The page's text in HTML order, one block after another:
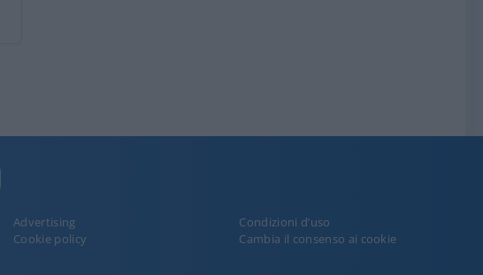
Advertising
Condizioni d’uso
Cookie policy
Cambia il consenso ai cookie